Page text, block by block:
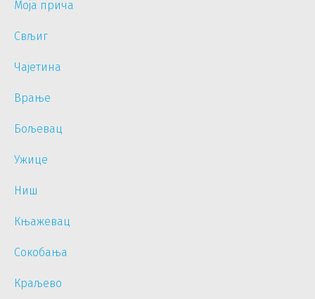
Моја прича
Свљиг
Чајетина
Врање
Бољевац
Ужице
Ниш
Књажевац
Сокобања
Краљево